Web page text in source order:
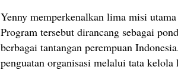
Yenny memperkenalkan lima misi
Program tersebut dirancang sebagai
berbagai tantangan perempuan
penguatan organisasi melalui tata kelola